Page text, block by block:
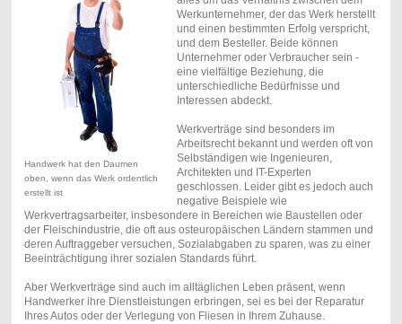
Handwerk hat den Daumen
oben, wenn das Werk ordentlich
erstellt ist
Werkunternehmer, der das Werk herstellt
und einen bestimmten Erfolg verspricht,
und dem Besteller. Beide können
Unternehmer oder Verbraucher sein -
eine vielfältige Beziehung, die
unterschiedliche Bedürfnisse und
Interessen abdeckt.
Werkverträge sind besonders im
Arbeitsrecht bekannt und werden oft von
Selbständigen wie Ingenieuren,
Architekten und IT-Experten
geschlossen. Leider gibt es jedoch auch
negative Beispiele wie
Werkvertragsarbeiter, insbesondere in Bereichen wie Baustellen oder
der Fleischindustrie, die oft aus osteuropäischen Ländern stammen und
deren Auftraggeber versuchen, Sozialabgaben zu sparen, was zu einer
Beeinträchtigung ihrer sozialen Standards führt.
Aber Werkverträge sind auch im alltäglichen Leben präsent, wenn
Handwerker ihre Dienstleistungen erbringen, sei es bei der Reparatur
Ihres Autos oder der Verlegung von Fliesen in Ihrem Zuhause.